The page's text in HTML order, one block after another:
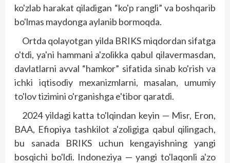
ko'zlab harakat qiladigan “ko'p rangli” va boshqarib
bo'lmas maydonga aylanib bormoqda.
Ortda qolayotgan yilda BRIKS miqdordan sifatga
o'tdi, ya'ni hammani a'zolikka qabul qilavermasdan,
davlatlarni avval “hamkor” sifatida sinab ko'rish va
ichki iqtisodiy mexanizmlarni, masalan, umumiy
to'lov tizimini o'rganishga e'tibor qaratdi.
2024 yildagi katta to'lqindan keyin — Misr, Eron,
BAA, Efiopiya tashkilot a'zoligiga qabul qilingach,
bu sanada BRIKS uchun kengayishning yangi
bosqichi bo'ldi. Indoneziya — yangi to'laqonli a'zo